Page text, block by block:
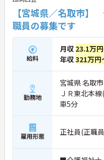
【宮城県／名取市
職員の募集です
給料
月収 23.1万
年収321万円
勤務地
宮城県 名取
ＪＲ東北本
車5分
雇用形態 正社員(正職